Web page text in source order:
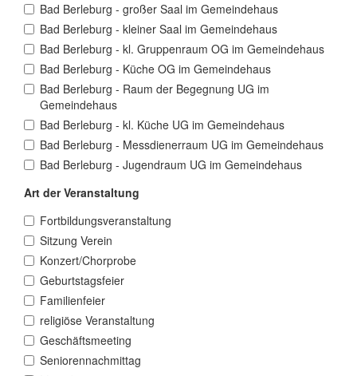
Bad Berleburg - großer Saal im Gemeindehaus
Bad Berleburg - kleiner Saal im Gemeindehaus
Bad Berleburg - kl. Gruppenraum OG im Gemeindehaus
Bad Berleburg - Küche OG im Gemeindehaus
Bad Berleburg - Raum der Begegnung UG im
Gemeindehaus
Bad Berleburg - kl. Küche UG im Gemeindehaus
Bad Berleburg - Messdienerraum UG im Gemeindehaus
Bad Berleburg - Jugendraum UG im Gemeindehaus
Art der Veranstaltung
Fortbildungsveranstaltung
Sitzung Verein
Konzert/Chorprobe
Geburtstagsfeier
Familienfeier
religiöse Veranstaltung
Geschäftsmeeting
Seniorennachmittag